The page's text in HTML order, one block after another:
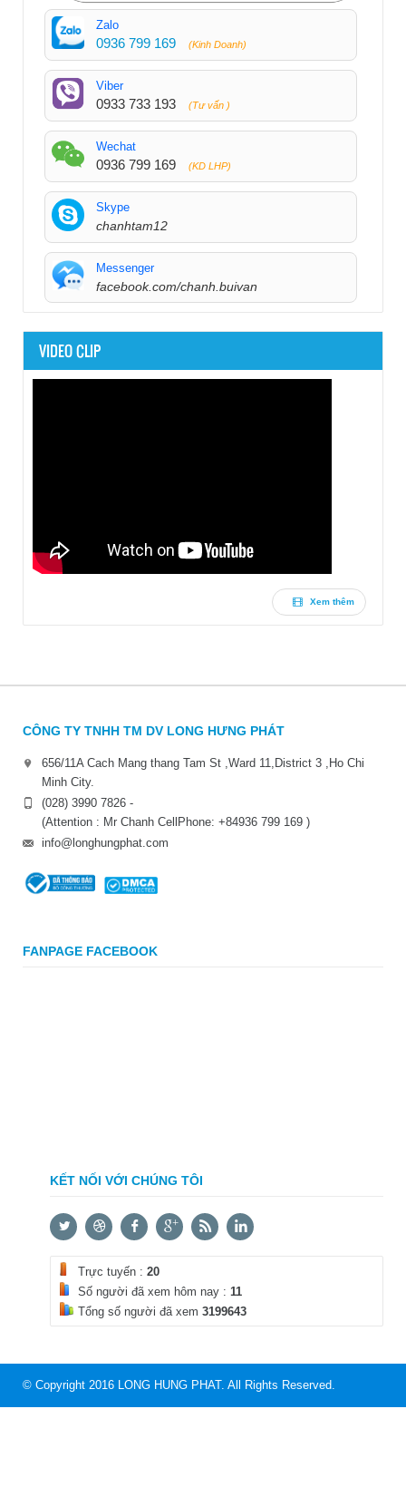
Zalo
0936 799 169 (Kinh Doanh)
Viber
0933 733 193 (Tư vấn )
Wechat
0936 799 169 (KD LHP)
Skype
chanhtam12
Messenger
facebook.com/chanh.buivan
VIDEO CLIP
Xem thêm
CÔNG TY TNHH TM DV LONG HƯNG PHÁT
656/11A Cach Mang thang Tam St ,Ward 11,District 3 ,Ho Chi
Minh City.
(028) 3990 7826 -
(Attention : Mr Chanh CellPhone: +84936 799 169 )
info@longhungphat.com
FANPAGE FACEBOOK
KẾT NỐI VỚI CHÚNG TÔI
Trực tuyến : 20
Số người đã xem hôm nay : 11
Tổng số người đã xem 3199643
© Copyright 2016 LONG HUNG PHAT. All Rights Reserved.